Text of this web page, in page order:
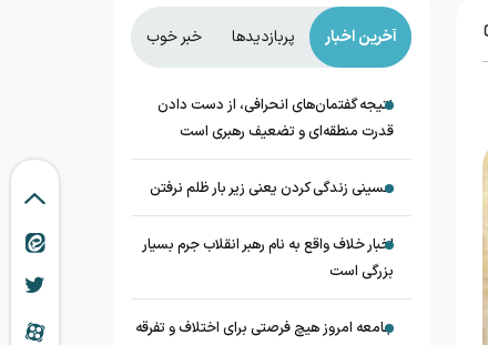
آخرین اخبار پربازدیدها خبر خوب
نتیجه گفتمان‌های انحرافی، از دست دادن
قدرت منطقه‌ای و تضعیف رهبری است
حسینی زندگی کردن یعنی زیر بار ظلم نرفتن
اخبار خلاف واقع به نام رهبر انقلاب جرم بسیار
بزرگی است
جامعه امروز هیچ فرصتی برای اختلاف و تفرقه